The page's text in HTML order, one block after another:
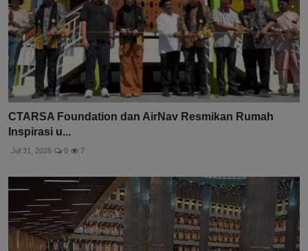
CTARSA Foundation dan AirNav Resmikan Rumah
Inspirasi u...
Jul 31, 2026 0 7